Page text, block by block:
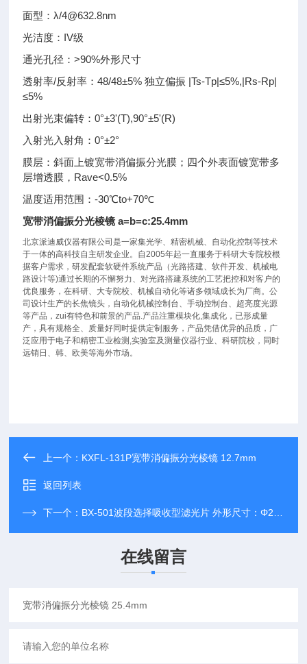
面型：λ/4@632.8nm
光洁度：IV级
通光孔径：>90%外形尺寸
透射率/反射率：48/48±5% 独立偏振 |Ts-Tp|≤5%,|Rs-Rp|
≤5%
出射光束偏转：0°±3'(T),90°±5'(R)
入射光入射角：0°±2°
膜层：斜面上镀宽带消偏振分光膜；四个外表面镀宽带多
层增透膜，Rave<0.5%
温度适用范围：-30℃to+70℃
宽带消偏振分光棱镜 a=b=c:25.4mm
北京派迪威仪器有限公司是一家集光学、精密机械、自动化控制等技术
于一体的高科技自主研发企业。自2005年起一直服务于科研大专院校根
据客户需求，研发配套软硬件系统产品（光路搭建、软件开发、机械电
路设计等)通过长期的不懈努力、对光路搭建系统的工艺把控和对客户的
优良服务，在科研、大专院校、机械自动化等诸多领域成长为厂商。公
司设计生产的长焦镜头，自动化机械控制台、手动控制台、超亮度光源
等产品，zui有特色和前景的产品.产品注重模块化,集成化，已形成量
产，具有规格全、质量好同时提供定制服务，产品凭借优异的品质，广
泛应用于电子和精密工业检测,实验室及测量仪器行业、科研院校，同时
远销日、韩、欧美等海外市场。
上一个： KXFL-131P宽带消偏振分光棱镜 12.7mm
返回列表
下一个： BX-501波段选择吸收型滤光片 外形尺寸：Φ25.4mm
在线留言